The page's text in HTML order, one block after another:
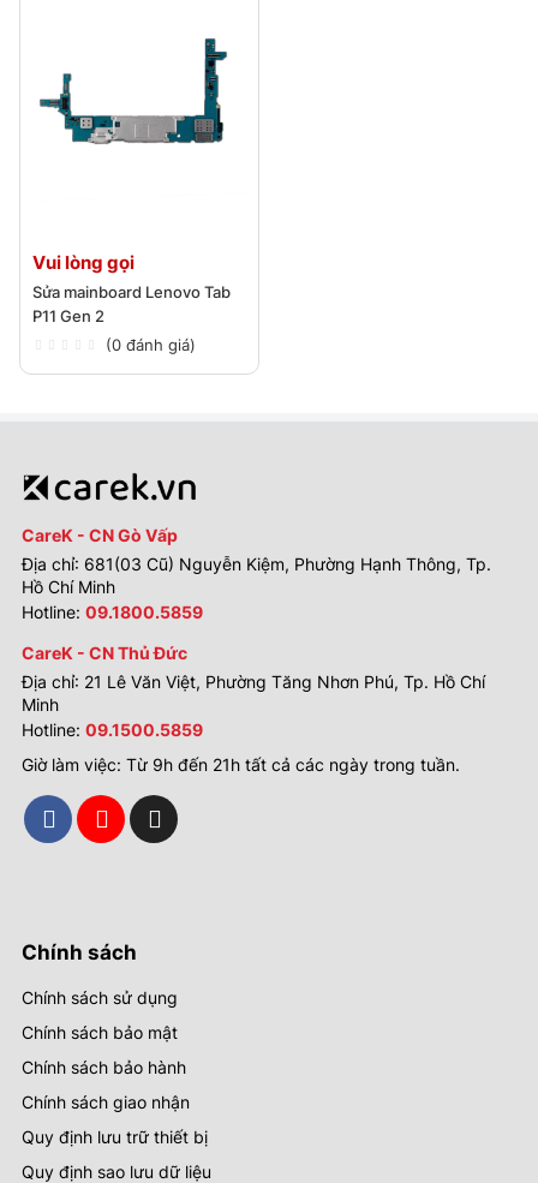
Vui lòng gọi
Sửa mainboard Lenovo Tab
P11 Gen 2
(0 đánh giá)
CareK - CN Gò Vấp
Địa chỉ: 681(03 Cũ) Nguyễn Kiệm, Phường Hạnh Thông, Tp.
Hồ Chí Minh
Hotline: 09.1800.5859
CareK - CN Thủ Đức
Địa chỉ: 21 Lê Văn Việt, Phường Tăng Nhơn Phú, Tp. Hồ Chí
Minh
Hotline: 09.1500.5859
Giờ làm việc: Từ 9h đến 21h tất cả các ngày trong tuần.
Chính sách
Chính sách sử dụng
Chính sách bảo mật
Chính sách bảo hành
Chính sách giao nhận
Quy định lưu trữ thiết bị
Quy định sao lưu dữ liệu